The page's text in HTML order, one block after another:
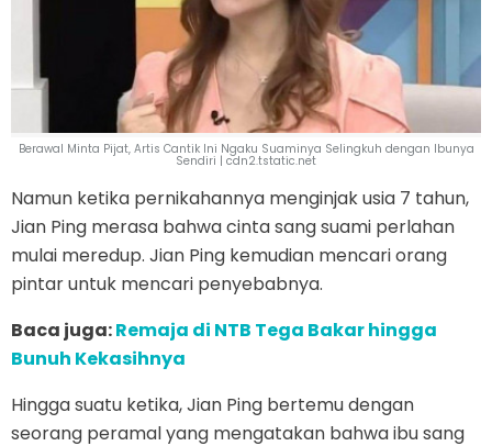
Berawal Minta Pijat, Artis Cantik Ini Ngaku Suaminya Selingkuh dengan Ibunya
Sendiri | cdn2.tstatic.net
Namun ketika pernikahannya menginjak usia 7 tahun,
Jian Ping merasa bahwa cinta sang suami perlahan
mulai meredup. Jian Ping kemudian mencari orang
pintar untuk mencari penyebabnya.
Baca juga:Remaja di NTB Tega Bakar hingga
Bunuh Kekasihnya
Hingga suatu ketika, Jian Ping bertemu dengan
seorang peramal yang mengatakan bahwa ibu sang